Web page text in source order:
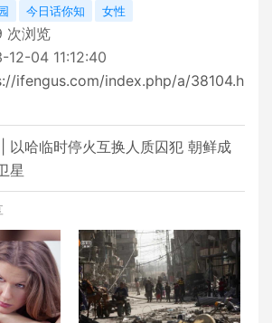
今日话你知 女性
次浏览
12-04 11:12:40
ifengus.com/index.php/a/38104.h
以哈临时停火互换人质囚犯 朝鲜成
星